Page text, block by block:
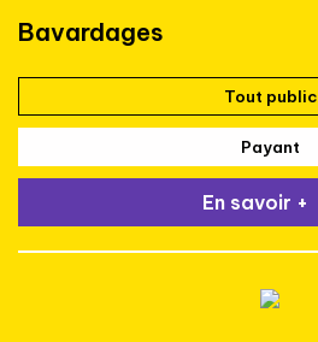
Bavardages
Tout public
Payant
En savoir +